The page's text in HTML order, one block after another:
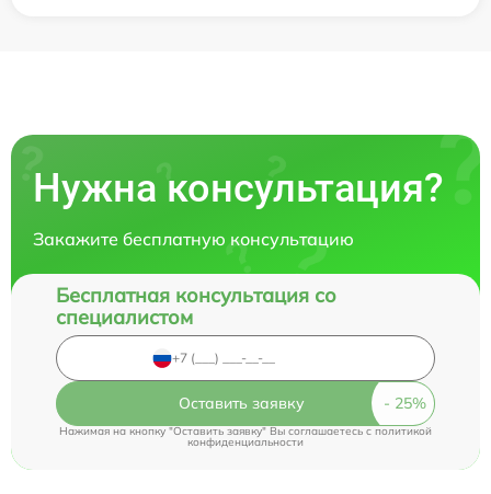
Нужна консультация?
Закажите бесплатную консультацию
Бесплатная консультация со
специалистом
Оставить заявку
Нажимая на кнопку "Оставить заявку" Вы соглашаетесь cполитикой
конфиденциальности